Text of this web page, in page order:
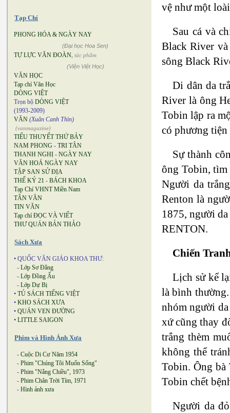
Tạp Chí
PHONG HÓA & NGÀY NAY
(Đại học Hoa Sen)
TỰ LỰC VĂN ĐOÀN, tác phẩm
(Viện Việt Học)
VĂN HỌC
Tạp chí Văn Học
DÒNG VIỆT
Trọn bộ DÒNG VIỆT
(1993-2009)
VĂN (Xuân Canh Thìn)
(vanmagazine)
TIỂU THUYẾT THỨ BẢY
NAM PHONG - TRI TÂN
THANH NGHỊ - NGÀY NAY
VĂN HOÁ NGÀY NAY
TẬP SAN SỬ ĐỊA
THẾ KỶ 21 - BÁCH KHOA
Tạp Chí VHNT Miền Nam
TÂN VĂN
TIN VĂN
Tạp chí ĐỌC VÀ VIẾT
THƯ QUÁN BẢN THẢO
Sách Xưa
• QUỐC VĂN GIÁO KHOA THƯ:
- Lớp Sơ Đẳng
- Lớp Đồng Ấu
- Lớp Dự Bị
• TỦ SÁCH TIẾNG VIỆT
• KHO SÁCH XƯA
• QUÁN VEN ĐƯỜNG
• LITTLE SAIGON
Phim và Hình Ảnh Xưa
- Cuộc Di Cư Năm 1954
- Phim "Chúng Tôi Muốn Sống"
- Phim "Nắng Chiều", 1973
- Phim Chân Trời Tím, 1971
- Hình ảnh xưa
vệ như một
Sau cá và
Black River
sông Black
Di dân da
River là ông
Tobin lập ra
có phương tiện
Sự thành
ông Tobin, tìm
Người da
Renton là
1875, người
RENTON.
Chiến
Lịch sử kể
là bình
nhóm người
xứ cũng thay
trắng thèm
không thể
Tobin. Ông bà
Tobin chết
Người da